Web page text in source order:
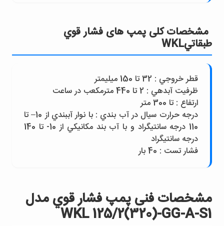
مشخصات کلی پمپ های فشار قوي
طبقاتيWKL
قطر خروجي : 32 تا 150 ميليمتر
ظرفيت آبدهي : 2 تا 440 مترمکعب در ساعت
ارتفاع : تا 300 متر
درجه حرارت سيال در آب بندي : با نوار آببندي از 10– تا
110 درجه سانتيگراد و با آب بند مکانيکي از 10- تا 140
درجه سانتيگراد
فشار تست : 40 بار
مشخصات فنی پمپ فشار قوي مدل
WKL 125/2(320)-GG-A-S1